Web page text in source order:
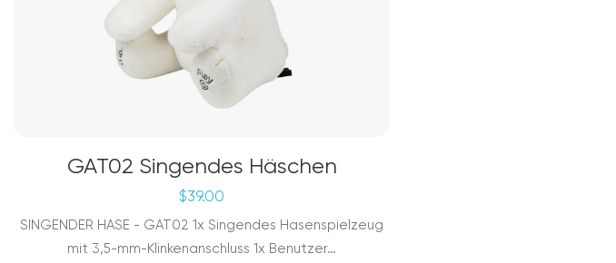
GAT02 Singendes Häschen
$39.00
SINGENDER HASE - GAT02 1x Singendes Hasenspielzeug
mit 3,5-mm-Klinkenanschluss 1x Benutzer…